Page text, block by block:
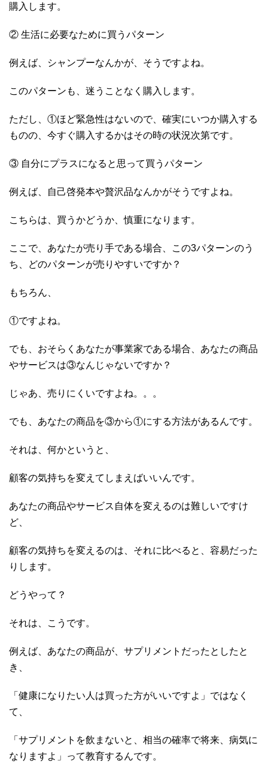
購入します。
② 生活に必要なために買うパターン
例えば、シャンプーなんかが、そうですよね。
このパターンも、迷うことなく購入します。
ただし、①ほど緊急性はないので、確実にいつか購入する
ものの、今すぐ購入するかはその時の状況次第です。
③ 自分にプラスになると思って買うパターン
例えば、自己啓発本や贅沢品なんかがそうですよね。
こちらは、買うかどうか、慎重になります。
ここで、あなたが売り手である場合、この3パターンのう
ち、どのパターンが売りやすいですか？
もちろん、
①ですよね。
でも、おそらくあなたが事業家である場合、あなたの商品
やサービスは③なんじゃないですか？
じゃあ、売りにくいですよね。。。
でも、あなたの商品を③から①にする方法があるんです。
それは、何かというと、
顧客の気持ちを変えてしまえばいいんです。
あなたの商品やサービス自体を変えるのは難しいですけ
ど、
顧客の気持ちを変えるのは、それに比べると、容易だった
りします。
どうやって？
それは、こうです。
例えば、あなたの商品が、サプリメントだったとしたと
き、
「健康になりたい人は買った方がいいですよ」ではなく
て、
「サプリメントを飲まないと、相当の確率で将来、病気に
なりますよ」って教育するんです。